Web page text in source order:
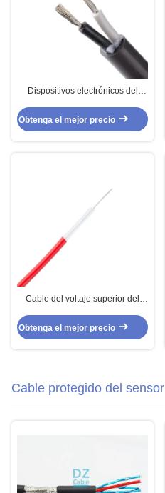
Dispositivos electrónicos del
silicona ultra flexible del cable
Obtenga el mejor precio
Cable del voltaje superior del
la instrumentación
Obtenga el mejor precio
Cable protegido del sensor